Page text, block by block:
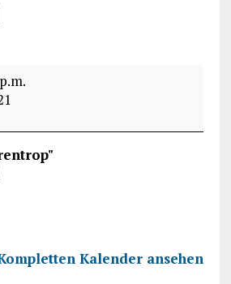
Kalender ansehen